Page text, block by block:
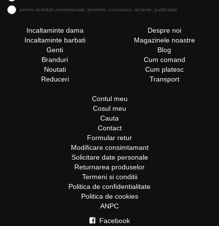
pentru activitati promotionale: promotii, concursuri, reclame, publicitate
Incaltaminte dama
Incaltaminte barbati
Genti
Branduri
Noutati
Reduceri
Despre noi
Magazinele noastre
Blog
Cum comand
Cum platesc
Transport
Contul meu
Cosul meu
Cauta
Contact
Formular retur
Modificare consimtamant
Solicitare date personale
Returnarea produselor
Termeni si conditii
Politica de confidentialitate
Politica de cookies
ANPC
Facebook